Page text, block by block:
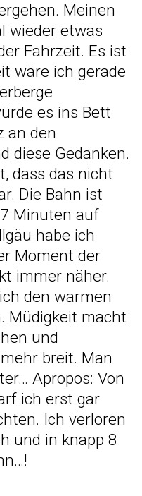
Meinen
wieder etwas
Fahrzeit. Es ist
wäre ich gerade
es ins Bett
an den
diese Gedanken.
dass das nicht
Die Bahn ist
Minuten auf
habe ich
Moment der
immer näher.
den warmen
Müdigkeit macht
und
breit. Man
Apropos: Von
ich erst gar
Ich verloren
und in knapp 8